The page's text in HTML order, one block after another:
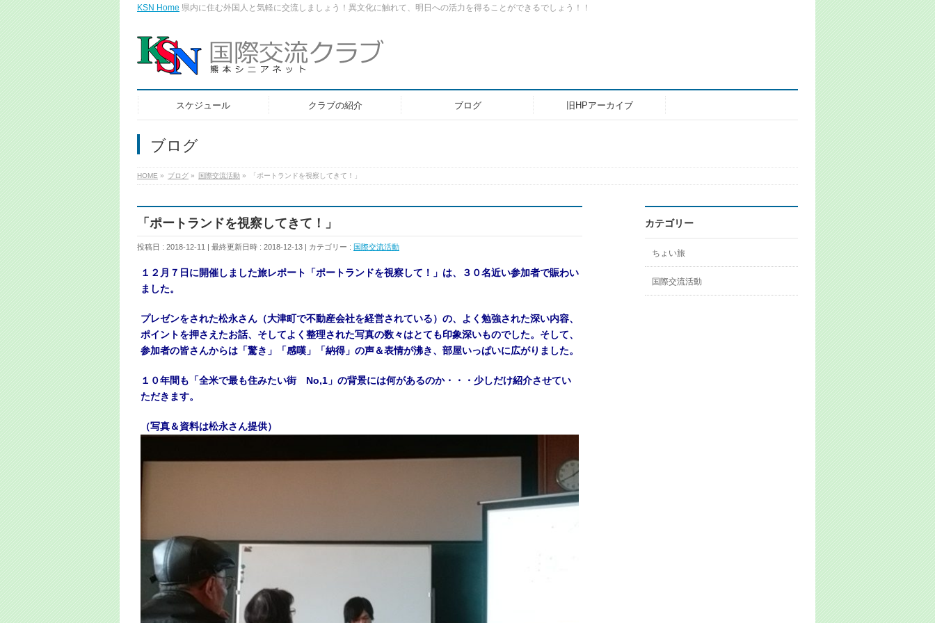
KSN Home 県内に住む外国人と気軽に交流しましょう！異文化に触れて、明日への活力を得ることができるでしょう！！
スケジュール クラブの紹介 ブログ 旧HPアーカイブ
ブログ
HOME » ブログ » 国際交流活動 » 「ポートランドを視察してきて！」
「ポートランドを視察してきて！」
投稿日 : 2018-12-11 最終更新日時 : 2018-12-13 カテゴリー : 国際交流活動
１２月７日に開催しました旅レポート「ポートランドを視察して！」は、３０名近い参加者で賑わい
ました。
プレゼンをされた松永さん（大津町で不動産会社を経営されている）の、よく勉強された深い内容、
ポイントを押さえたお話、そしてよく整理された写真の数々はとても印象深いものでした。そして、
参加者の皆さんからは 「驚き」「感嘆」「納得」の声＆表情が沸き、部屋いっぱいに広がりました。
１０年間も「全米で最も住みたい街 No,1」の背景には何があるのか・・・少しだけ紹介させてい
ただきます。
（写真＆資料は松永さん提供）
カテゴリー
ちょい旅
国際交流活動